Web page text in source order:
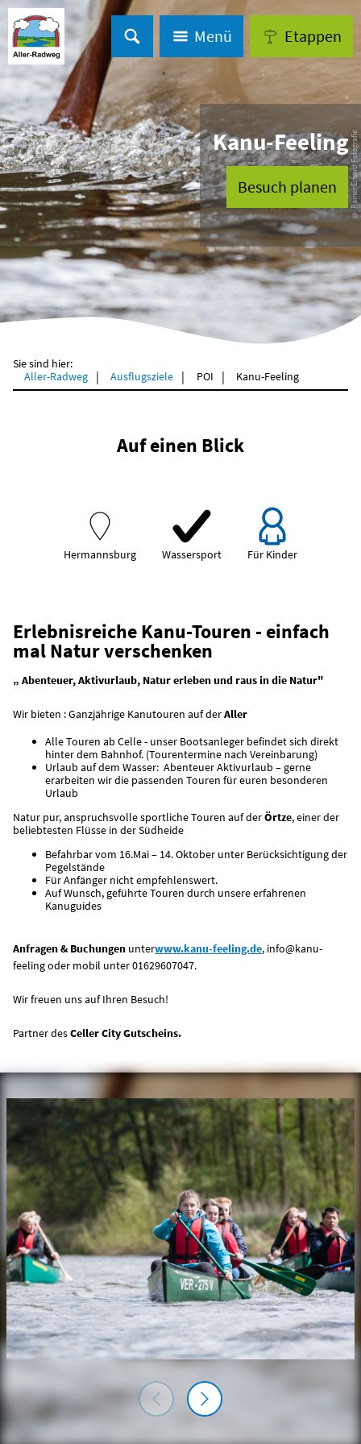
Menü Etappen
© Rainer Erhard Fotografie
Kanu-Feeling
Besuch planen
Sie sind hier:
Aller-Radweg
Ausflugsziele POI Kanu-Feeling
Auf einen Blick
Hermannsburg Wassersport Für Kinder
Erlebnisreiche Kanu-Touren - einfach
mal Natur verschenken
„ Abenteuer, Aktivurlaub, Natur erleben und raus in die Natur"
Wir bieten : Ganzjährige Kanutouren auf derAller
Alle Touren ab Celle - unser Bootsanleger befindet sich direkt
hinter dem Bahnhof. (Tourentermine nach Vereinbarung)
Urlaub auf dem Wasser: Abenteuer Aktivurlaub – gerne
erarbeiten wir die passenden Touren für euren besonderen
Urlaub
Natur pur, anspruchsvolle sportliche Touren auf derÖrtze, einer der
beliebtesten Flüsse in der Südheide
Befahrbar vom 16.Mai – 14. Oktober unter Berücksichtigung der
Pegelstände
Für Anfänger nicht empfehlenswert.
Auf Wunsch, geführte Touren durch unsere erfahrenen
Kanuguides
Anfragen & Buchungen unterwww.kanu-feeling.de, info@kanu-
feeling oder mobil unter 01629607047.
Wir freuen uns auf Ihren Besuch!
Partner desCeller City Gutscheins.